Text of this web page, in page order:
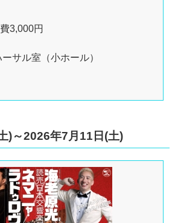
3,000円
サル室（小ホール）
)～2026年7月11日(土)